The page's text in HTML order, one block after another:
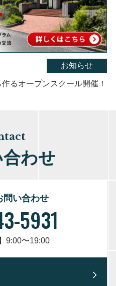
お知らせ
るオープンスクール開催！
わせ
問い合わせ
5931
9:00〜19:00